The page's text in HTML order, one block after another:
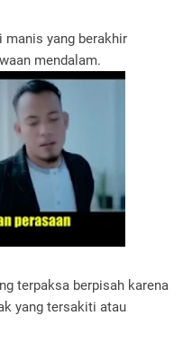
manis yang berakhir
mendalam.
terpaksa berpisah karena
yang tersakiti atau